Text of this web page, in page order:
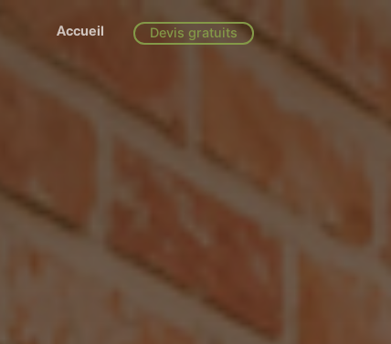
Accueil Devis gratuits